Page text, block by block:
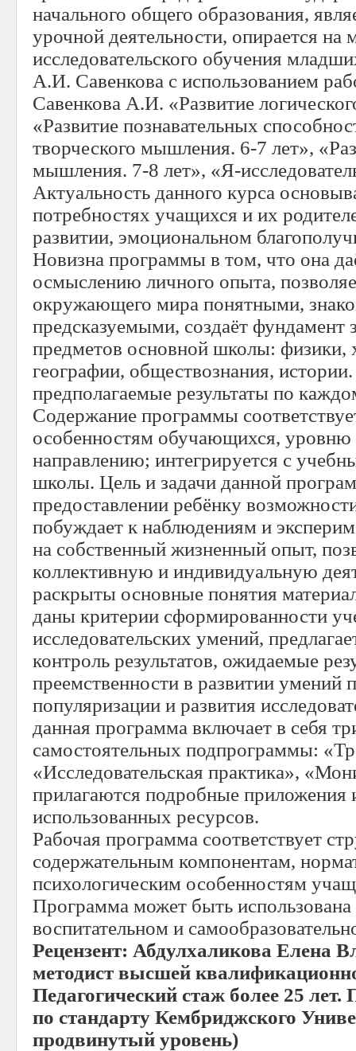
начального общего образования,
урочной деятельности, опирается
исследовательского обучения
А.И. Савенкова с использованием
Савенкова А.И. «Развитие
«Развитие познавательных
творческого мышления. 6-7 лет»,
мышления. 7-8 лет», «Я-
Актуальность данного курса
потребностях учащихся и их
развитии, эмоциональном
Новизна программы в том, что она
осмыслению личного опыта,
окружающего мира понятными,
предсказуемыми, создаёт фундамент
предметов основной школы: физики,
географии, обществознания,
предполагаемые результаты по
Содержание программы
особенностям обучающихся, уровню
направлению; интегрируется с
школы. Цель и задачи данной
предоставлении ребёнку
побуждает к наблюдениям и
на собственный жизненный опыт,
коллективную и индивидуальную
раскрыты основные понятия
даны критерии сформированности
исследовательских умений,
контроль результатов, ожидаемые
преемственности в развитии умений
популяризации и развития
данная программа включает в себя
самостоятельных подпрограммы:
«Исследовательская практика»,
прилагаются подробные приложения
использованных ресурсов.
Рабочая программа соответствует
содержательным компонентам,
психологическим особенностям
Программа может быть использована
воспитательном и
Рецензент: Абдулхаликова Елена
методист высшей
Педагогический стаж более 25
по стандарту Кембриджского
продвинутый уровень)